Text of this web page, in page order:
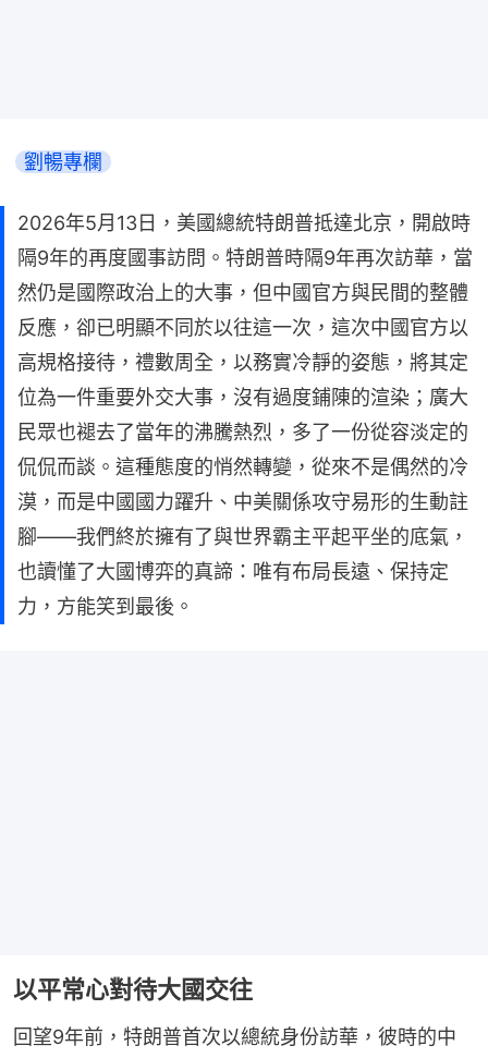
劉暢專欄
2026年5月13日，美國總統特朗普抵達北京，開啟時
隔9年的再度國事訪問。特朗普時隔9年再次訪華，當
然仍是國際政治上的大事，但中國官方與民間的整體
反應，卻已明顯不同於以往這一次，這次中國官方以
高規格接待，禮數周全，以務實冷靜的姿態，將其定
位為一件重要外交大事，沒有過度鋪陳的渲染；廣大
民眾也褪去了當年的沸騰熱烈，多了一份從容淡定的
侃侃而談。這種態度的悄然轉變，從來不是偶然的冷
漠，而是中國國力躍升、中美關係攻守易形的生動註
腳——我們終於擁有了與世界霸主平起平坐的底氣，
也讀懂了大國博弈的真諦：唯有布局長遠、保持定
力，方能笑到最後。
以平常心對待大國交往
回望9年前，特朗普首次以總統身份訪華，彼時的中